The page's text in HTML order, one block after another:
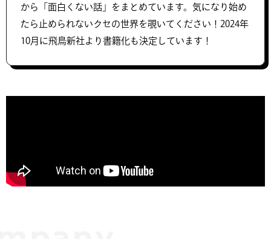
から「面白くない話」をまとめています。気になり始め
たら止められないクセの世界を覗いてください！2024年
10月に飛鳥新社より書籍化も決定しています！